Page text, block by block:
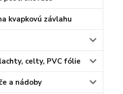
kvapkovú závlahu
celty, PVC fólie
a nádoby